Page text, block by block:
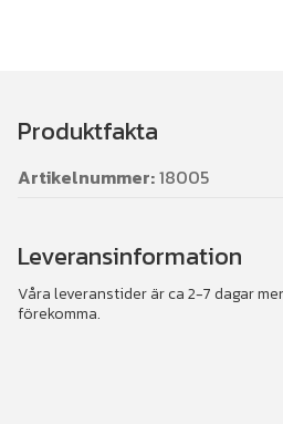
Produktfakta
Artikelnummer:18005
Leveransinformation
Våra leveranstider är ca 2-7 dagar
förekomma.